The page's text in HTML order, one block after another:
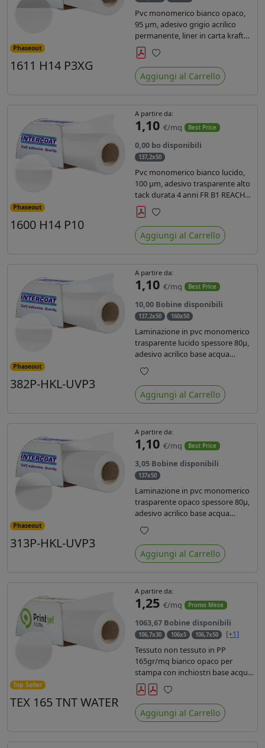
Phaseout
1611 H14 P3XG
Pvc monomerico bianco opaco,
95 µm, adesivo grigio acrilico
permanente, liner in carta kraft
siliconata 135gr/mq. Durata 3
anni, certificato FR B1, conforme
al REACH, stampa con ink
solvente, ecosolvente, uv e latex (
Preferiti
Aggiungi al Carrello
Phaseout
1600 H14 P10
A partire da:
1,10 €/mq Best Price
0,00 bo disponibili
137,2x50
Pvc monomerico bianco lucido,
100 µm, adesivo trasparente alto
tack durata 4 anni FR B1 REACH
per stampa solvente ecosolvente
uv latex, Liner in carta KRAFT
monosiliconata 135gr. brand
Intercoat.
Preferiti
Aggiungi al Carrello
Phaseout
382P-HKL-UVP3
A partire da:
1,10 €/mq Best Price
10,00 Bobine disponibili
137,2x50 160x50
Laminazione in pvc monomerico
trasparente lucido spessore 80µ,
adesivo acrilico base acqua
permanente, liner in carta
glassine siliconata da 72 gr. Durata
3 anni, ideale per laminare stampe
con ink solvente, eco-solvente e
Preferiti
Aggiungi al Carrello
Phaseout
313P-HKL-UVP3
A partire da:
1,10 €/mq Best Price
3,05 Bobine disponibili
137x50
Laminazione in pvc monomerico
trasparente opaco spessore 80µ,
adesivo acrilico base acqua
permanente specifico per ink uv,
liner in carta kraft da 90gr. Durata
3 anni, dotata di filtro uv, idonea
per stampe con inchiostro
Preferiti
Aggiungi al Carrello
Top Seller
TEX 165 TNT WATER
A partire da:
1,25 €/mq Promo Mese
1063,67 Bobine disponibili
106,7x30 106x5 106,7x50
[+1]
Tessuto non tessuto in PP
165gr/mq bianco opaco per
stampa con inchiostri base acqua,
latex, uv, ecosolvente. Finitura a
rombi spundbond e coating
superficiale con totale assenza di
peluria. Occhiellabile, non
Preferiti
Aggiungi al Carrello